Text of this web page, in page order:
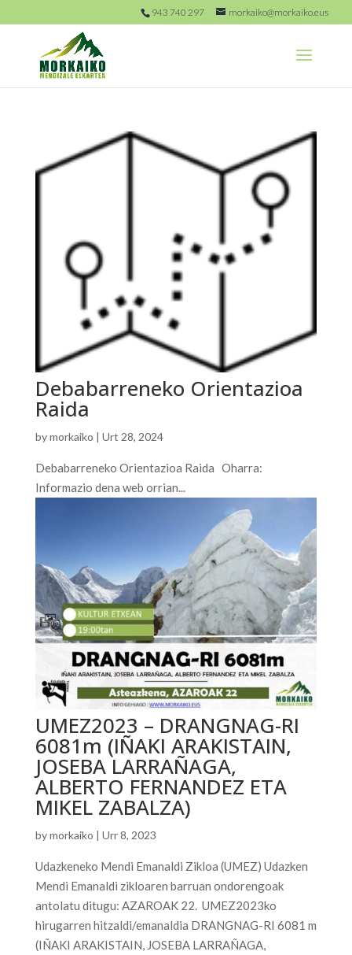
943 740 297 morkaiko@morkaiko.eus
Debabarreneko Orientazioa
Raida
bymorkaiko | Urt 28, 2024
Debabarreneko Orientazioa Raida Oharra:
Informazio dena web orrian...
UMEZ2023 – DRANGNAG-RI
6081m (IÑAKI ARAKISTAIN,
JOSEBA LARRAÑAGA,
ALBERTO FERNANDEZ ETA
MIKEL ZABALZA)
bymorkaiko | Urr 8, 2023
Udazkeneko Mendi Emanaldi Zikloa (UMEZ) Udazken
Mendi Emanaldi zikloaren barruan ondorengoak
antolatu ditugu: AZAROAK 22. UMEZ2023ko
hirugarren hitzaldi/emanaldia DRANGNAG-RI 6081 m
(IÑAKI ARAKISTAIN, JOSEBA LARRAÑAGA,